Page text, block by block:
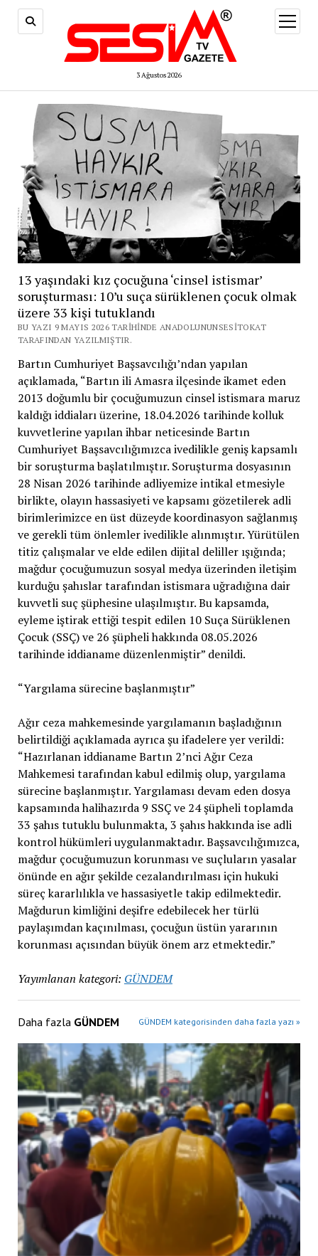
3 Ağustos 2026
aç
13 yaşındaki kız çocuğuna ‘cinsel istismar’
soruşturması: 10’u suça sürüklenen çocuk olmak
üzere 33 kişi tutuklandı
BU YAZI 9 MAYIS 2026 TARIHINDE ANADOLUNUNSESITOKAT
TARAFINDAN YAZILMIŞTIR.
Bartın Cumhuriyet Başsavcılığı’ndan yapılan
açıklamada, “Bartın ili Amasra ilçesinde ikamet eden
2013 doğumlu bir çocuğumuzun cinsel istismara maruz
kaldığı iddiaları üzerine, 18.04.2026 tarihinde kolluk
kuvvetlerine yapılan ihbar neticesinde Bartın
Cumhuriyet Başsavcılığımızca ivedilikle geniş kapsamlı
bir soruşturma başlatılmıştır. Soruşturma dosyasının
28 Nisan 2026 tarihinde adliyemize intikal etmesiyle
birlikte, olayın hassasiyeti ve kapsamı gözetilerek adli
birimlerimizce en üst düzeyde koordinasyon sağlanmış
ve gerekli tüm önlemler ivedilikle alınmıştır. Yürütülen
titiz çalışmalar ve elde edilen dijital deliller ışığında;
mağdur çocuğumuzun sosyal medya üzerinden iletişim
kurduğu şahıslar tarafından istismara uğradığına dair
kuvvetli suç şüphesine ulaşılmıştır. Bu kapsamda,
eyleme iştirak ettiği tespit edilen 10 Suça Sürüklenen
Çocuk (SSÇ) ve 26 şüpheli hakkında 08.05.2026
tarihinde iddianame düzenlenmiştir” denildi.
“Yargılama sürecine başlanmıştır”
Ağır ceza mahkemesinde yargılamanın başladığının
belirtildiği açıklamada ayrıca şu ifadelere yer verildi:
“Hazırlanan iddianame Bartın 2’nci Ağır Ceza
Mahkemesi tarafından kabul edilmiş olup, yargılama
sürecine başlanmıştır. Yargılaması devam eden dosya
kapsamında halihazırda 9 SSÇ ve 24 şüpheli toplamda
33 şahıs tutuklu bulunmakta, 3 şahıs hakkında ise adli
kontrol hükümleri uygulanmaktadır. Başsavcılığımızca,
mağdur çocuğumuzun korunması ve suçluların yasalar
önünde en ağır şekilde cezalandırılması için hukuki
süreç kararlılıkla ve hassasiyetle takip edilmektedir.
Mağdurun kimliğini deşifre edebilecek her türlü
paylaşımdan kaçınılması, çocuğun üstün yararının
korunması açısından büyük önem arz etmektedir.”
Yayımlanan kategori: GÜNDEM
Daha fazla GÜNDEM GÜNDEM kategorisinden daha fazla yazı »